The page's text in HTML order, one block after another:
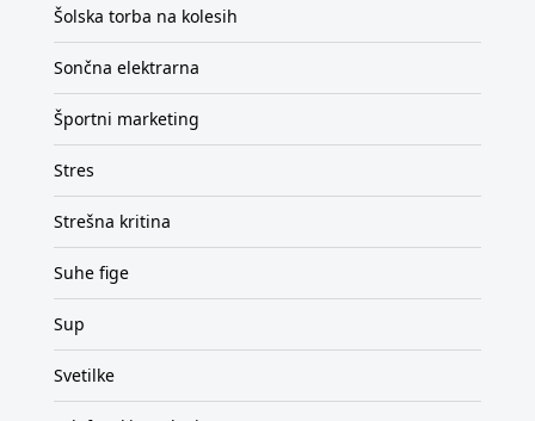
Šolska torba na kolesih
Sončna elektrarna
Športni marketing
Stres
Strešna kritina
Suhe fige
Sup
Svetilke